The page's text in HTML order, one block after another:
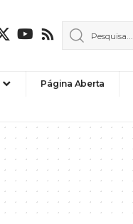
Página Aberta